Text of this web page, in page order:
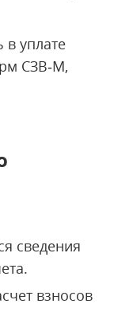
в уплате
СЗВ‑М,
сведения
взносов